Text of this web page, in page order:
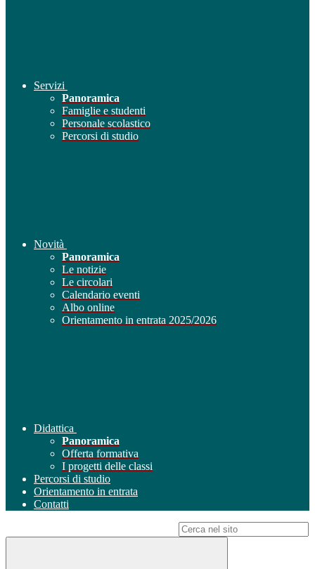
Servizi
Panoramica
Famiglie e studenti
Personale scolastico
Percorsi di studio
Novità
Panoramica
Le notizie
Le circolari
Calendario eventi
Albo online
Orientamento in entrata 2025/2026
Didattica
Panoramica
Offerta formativa
I progetti delle classi
Percorsi di studio
Orientamento in entrata
Contatti